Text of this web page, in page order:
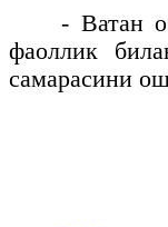
- Ватан
фаоллик
самарасини